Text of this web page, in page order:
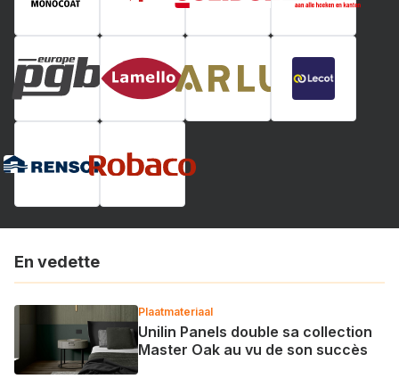
En vedette
Plaatmateriaal
Unilin Panels double sa collection
Master Oak au vu de son succès